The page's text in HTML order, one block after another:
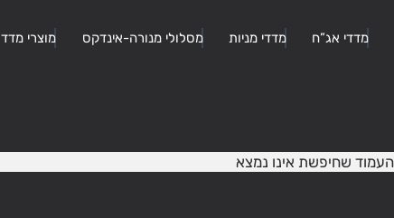
מדדי אג”ח מדדי מניות מסלולי מנורה-אינדקס מוצרי מדד
העמוד שחיפשת אינו נמצא